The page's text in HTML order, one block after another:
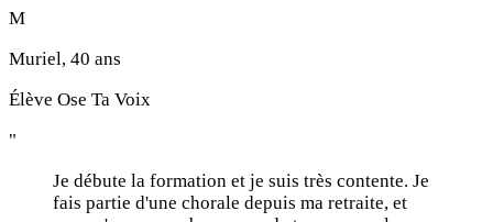
M
Muriel, 40 ans
Élève Ose Ta Voix
"
Je débute la formation et je suis très contente. Je
fais partie d'une chorale depuis ma retraite, et